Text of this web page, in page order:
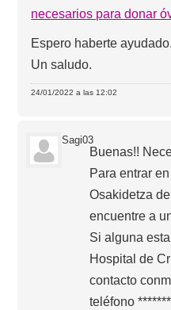
necesarios para donar
Espero haberte ayudado.
Un saludo.
24/01/2022 a las 12:02
Sagi03
Buenas!!
Para entrar
Osakidetza
encuentre a
Si alguna
Hospital de
contacto
teléfono